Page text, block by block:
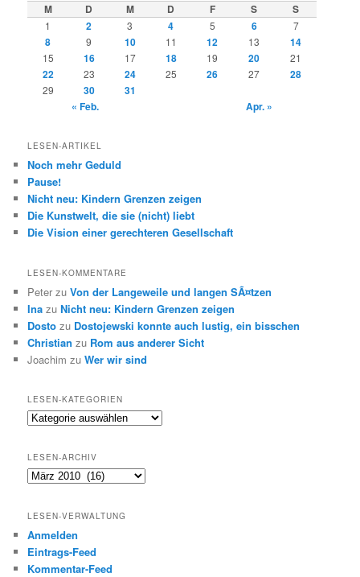
M D M D F S S
1 2 3 4 5 6 7
8 9 10 11 12 13 14
15 16 17 18 19 20 21
22 23 24 25 26 27 28
29 30
31
« Feb.
Apr. »
LESEN-ARTIKEL
Noch mehr Geduld
Pause!
Nicht neu: Kindern Grenzen zeigen
Die Kunstwelt, die sie (nicht) liebt
Die Vision einer gerechteren Gesellschaft
LESEN-KOMMENTARE
Peter zuVon der Langeweile und langen SÃ¤tzen
Ina zuNicht neu: Kindern Grenzen zeigen
Dosto zu Dostojewski konnte auch lustig, ein bisschen
Christian zu Rom aus anderer Sicht
Joachim zuWer wir sind
LESEN-KATEGORIEN
Lesen-
LESEN-ARCHIV
Lesen-
LESEN-VERWALTUNG
Anmelden
Eintrags-Feed
Kommentar-Feed